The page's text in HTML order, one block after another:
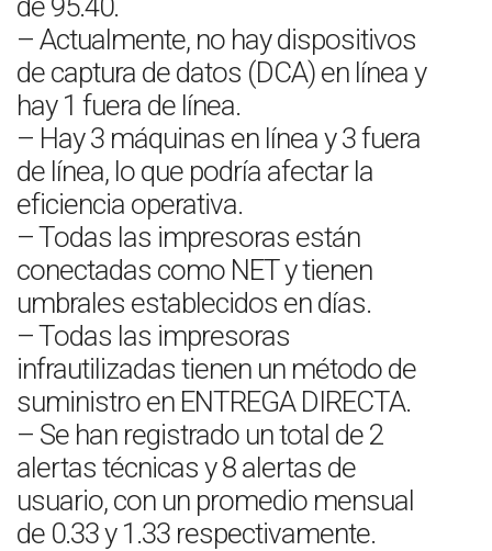
de 95.40.
– Actualmente, no hay dispositivos
de captura de datos (DCA) en línea y
hay 1 fuera de línea.
– Hay 3 máquinas en línea y 3 fuera
de línea, lo que podría afectar la
eficiencia operativa.
– Todas las impresoras están
conectadas como NET y tienen
umbrales establecidos en días.
– Todas las impresoras
infrautilizadas tienen un método de
suministro en ENTREGA DIRECTA.
– Se han registrado un total de 2
alertas técnicas y 8 alertas de
usuario, con un promedio mensual
de 0.33 y 1.33 respectivamente.